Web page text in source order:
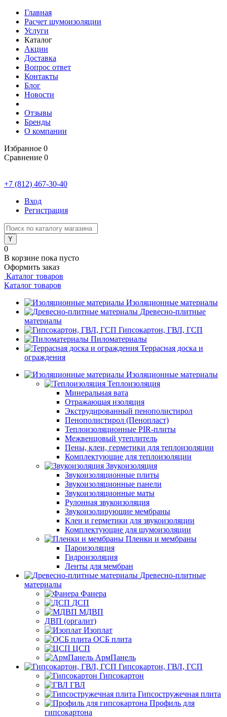
Главная
Расчет шумоизоляции
Услуги
Каталог
Акции
Доставка
Вопрос ответ
Контакты
Блог
Новости
Отзывы
Бренды
О компании
Избранное 0
Сравнение 0
+7 (812) 467-30-40
Вход
Регистрация
0
В корзине пока пусто
Оформить заказ
Каталог товаров
Каталог товаров
Изоляционные материалы
Древесно-плитные
материалы
Гипсокартон, ГВЛ, ГСП
Пиломатериалы
Террасная доска и
ограждения
Изоляционные материалы
Теплоизоляция
Минеральная вата
Отражающая изоляция
Экструдированный пенополистирол
Пенополистирол (Пенопласт)
Теплоизоляционные PIR-плиты
Межвенцовый утеплитель
Пены, клеи, герметики для теплоизоляции
Комплектующие для теплоизоляции
Звукоизоляция
Звукоизоляционные плиты
Звукоизоляционные панели
Звукоизоляционные маты
Рулонная звукоизоляция
Звукоизолирующие мембраны
Клеи и герметики для звукоизоляции
Комплектующие для шумоизоляции
Пленки и мембраны
Пароизоляция
Гидроизоляция
Ленты для мембран
Древесно-плитные
материалы
Фанера
ДСП
МДВП
ДВП (оргалит)
Изоплат
ОСБ плита
ЦСП
АрмПанель
Гипсокартон, ГВЛ, ГСП
Гипсокартон
ГВЛ
Гипсостружечная плита
Профиль для
гипсокартона